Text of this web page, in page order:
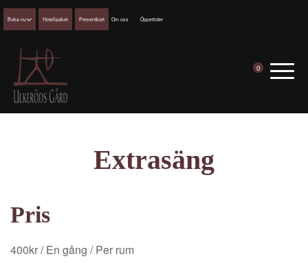
0
Boka nu Hotellpaket Presentkort Om oss Öppettider
Extrasäng
Pris
400kr/ En gång / Per rum